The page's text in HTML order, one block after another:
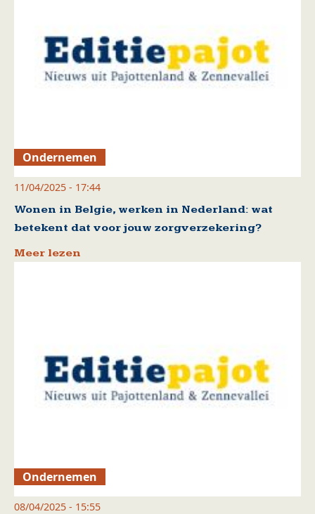
Ondernemen
11/04/2025 - 17:44
Wonen in Belgie, werken in Nederland: wat
betekent dat voor jouw zorgverzekering?
Meer lezen
Ondernemen
08/04/2025 - 15:55